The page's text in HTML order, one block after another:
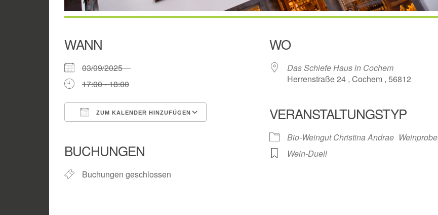
WANN
03/09/2025
17:00 - 18:00
ZUM KALENDER HINZUFÜGEN
Google Kalender
BUCHUNGEN
Buchungen geschlossen
WO
Das Schiefe Haus in Cochem
Herrenstraße 24 , Cochem , 56812
VERANSTALTUNGSTYP
Bio-Weingut Christina Andrae Weinprobe
Wein-Duell